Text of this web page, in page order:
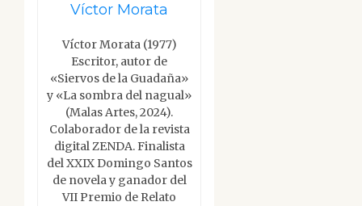
Víctor Morata
Víctor Morata (1977)
Escritor, autor de
«Siervos de la Guadaña»
y «La sombra del nagual»
(Malas Artes, 2024).
Colaborador de la revista
digital ZENDA. Finalista
del XXIX Domingo Santos
de novela y ganador del
VII Premio de Relato